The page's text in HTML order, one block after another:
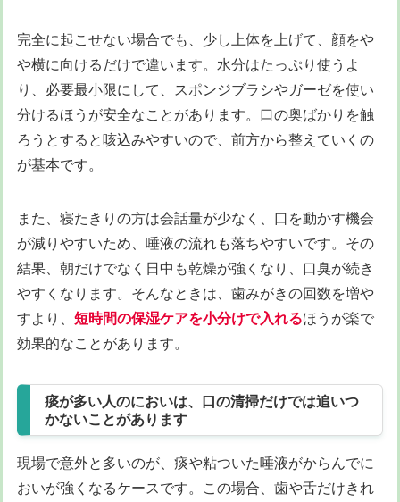
完全に起こせない場合でも、少し上体を上げて、顔をや
や横に向けるだけで違います。水分はたっぷり使うよ
り、必要最小限にして、スポンジブラシやガーゼを使い
分けるほうが安全なことがあります。口の奥ばかりを触
ろうとすると咳込みやすいので、前方から整えていくの
が基本です。
また、寝たきりの方は会話量が少なく、口を動かす機会
が減りやすいため、唾液の流れも落ちやすいです。その
結果、朝だけでなく日中も乾燥が強くなり、口臭が続き
やすくなります。そんなときは、歯みがきの回数を増や
すより、 短時間の保湿ケアを小分けで入れるほうが楽で
効果的なことがあります。
痰が多い人のにおいは、口の清掃だけでは追いつ
かないことがあります
現場で意外と多いのが、痰や粘ついた唾液がからんでに
おいが強くなるケースです。この場合、歯や舌だけきれ